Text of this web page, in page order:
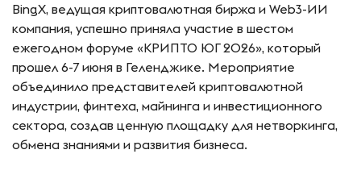
BingX, ведущая криптовалютная биржа и Web3-ИИ
компания, успешно приняла участие в шестом
ежегодном форуме «КРИПТО ЮГ 2026», который
прошел 6-7 июня в Геленджике. Мероприятие
объединило представителей криптовалютной
индустрии, финтеха, майнинга и инвестиционного
сектора, создав ценную площадку для нетворкинга,
обмена знаниями и развития бизнеса.